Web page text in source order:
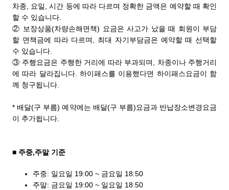
차종, 요일, 시간 등에 따라 다르며 정확한 금액은 예약할 때 확인
할 수 있습니다.
② 보장상품(차량손해면책) 요금은 사고가 났을 때 회원이 부담
할 면책금에 따라 다르며, 최대 자기부담금은 예약할 때 선택할
수 있습니다.
③ 주행요금은 주행한 거리에 따라 부과되며, 차종이나 주행거리
에 따라 달라집니다. 하이패스를 이용했다면 하이패스요금이 함
께 청구됩니다.
* 배달(구 부름) 예약에는 배달(구 부름)요금과 반납장소변경요금
이 추가됩니다.
■ 주중,주말 기준
주중: 일요일 19:00 ~ 금요일 18:50
주말: 금요일 19:00 ~ 일요일 18:50